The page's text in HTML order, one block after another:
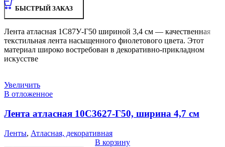
БЫСТРЫЙ ЗАКАЗ
Лента атласная 1С87У-Г50 шириной 3,4 см — качественная
текстильная лента насыщенного фиолетового цвета. Этот
материал широко востребован в декоративно-прикладном
искусстве
Увеличить
В отложенное
Лента атласная 10С3627-Г50, ширина 4,7 см
Ленты, Атласная, декоративная
В корзину